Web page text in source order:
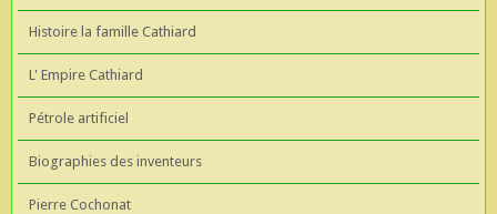
Histoire la famille Cathiard
L' Empire Cathiard
Pétrole artificiel
Biographies des inventeurs
Pierre Cochonat